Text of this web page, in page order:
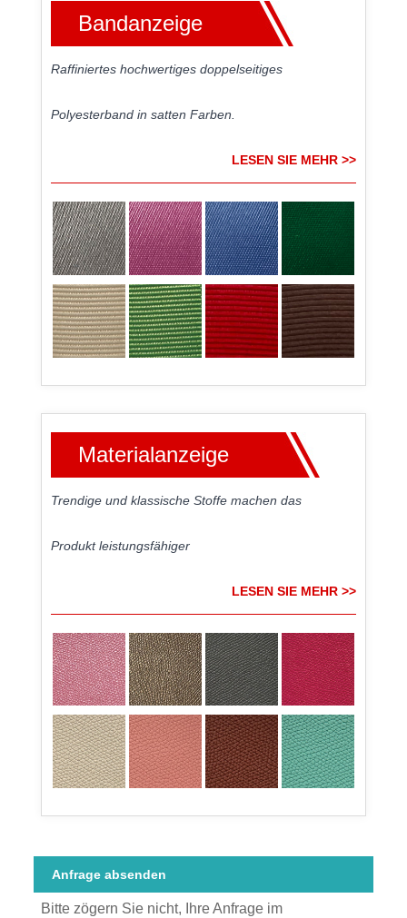
Bandanzeige
Raffiniertes hochwertiges doppelseitiges
Polyesterband in satten Farben.
LESEN SIE MEHR >>
Materialanzeige
Trendige und klassische Stoffe machen das
Produkt leistungsfähiger
LESEN SIE MEHR >>
Anfrage absenden
Bitte zögern Sie nicht, Ihre Anfrage im